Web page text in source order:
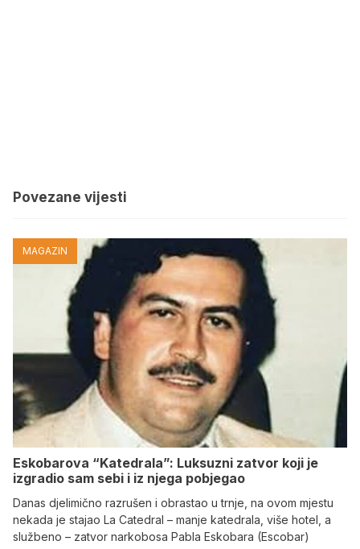
Povezane vijesti
MAGAZIN
Eskobarova “Katedrala”: Luksuzni zatvor koji je
izgradio sam sebi i iz njega pobjegao
Danas djelimično razrušen i obrastao u trnje, na ovom mjestu
nekada je stajao La Catedral – manje katedrala, više hotel, a
službeno – zatvor narkobosa Pabla Eskobara (Escobar)